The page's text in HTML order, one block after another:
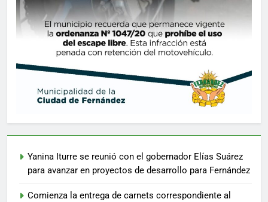
Yanina Iturre se reunió con el gobernador Elías Suárez
para avanzar en proyectos de desarrollo para Fernández
Comienza la entrega de carnets correspondiente al